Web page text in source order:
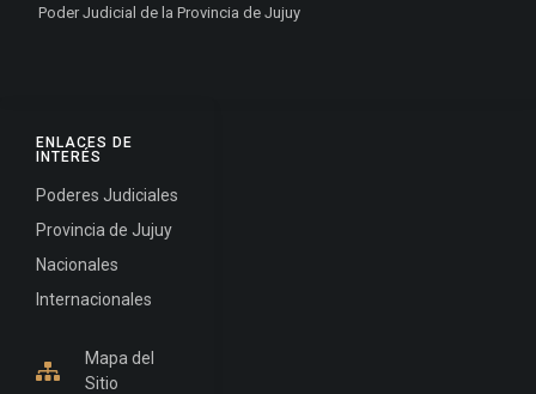
ENLACES DE
INTERÉS
Poderes Judiciales
Provincia de Jujuy
Nacionales
Internacionales
Mapa del
Sitio
Poder Judicial de la Provincia de Jujuy